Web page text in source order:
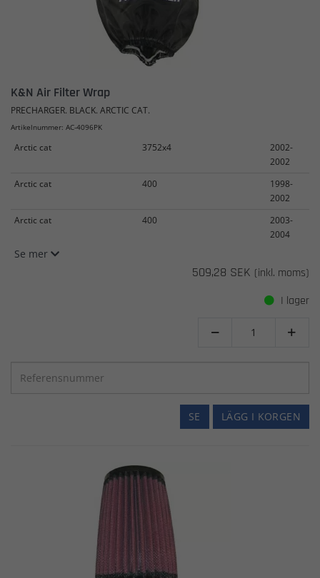
K&N Air Filter Wrap
PRECHARGER. BLACK. ARCTIC CAT.
Artikelnummer: AC-4096PK
Arctic cat 3752x4
2002-
2002
Arctic cat
400
1998-
2002
Arctic cat
400
2003-
2004
Se mer
509,28 SEK (inkl. moms)
I lager
 
LÄGG I KORGEN
SE